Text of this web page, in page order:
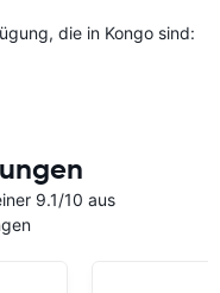
die in Kongo sind:
9.1/10 aus